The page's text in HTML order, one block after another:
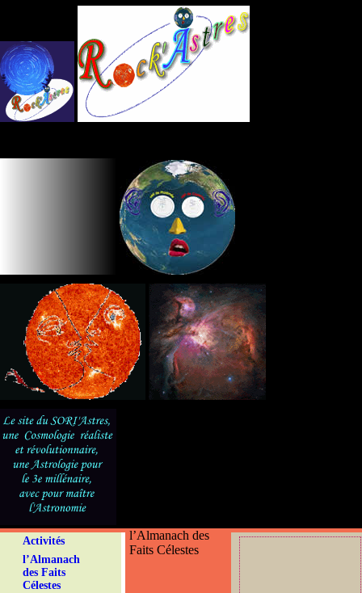
Activités
l’Almanach
des Faits
Célestes
l’Almanach des
Faits Célestes
Panneau de gestion des cookies